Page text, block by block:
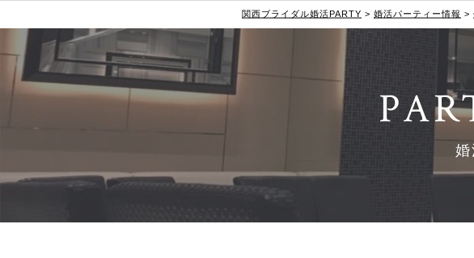
関西ブライダル婚活PARTY > 婚活パーティー情報 >